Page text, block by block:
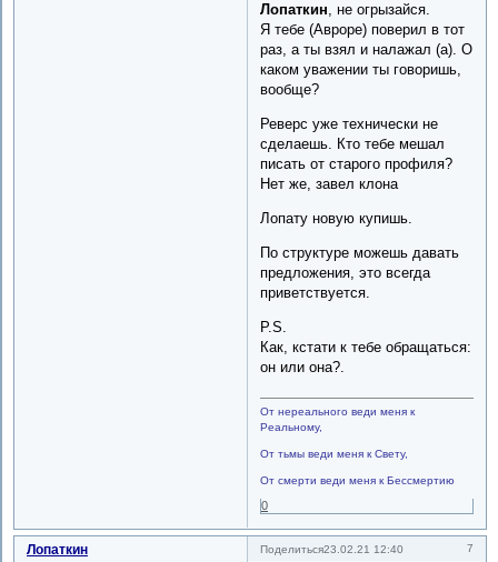
Лопаткин, не огрызайся.
Я тебе (Авроре) поверил в тот
раз, а ты взял и налажал (а). О
каком уважении ты говоришь,
вообще?
Реверс уже технически не
сделаешь. Кто тебе мешал
писать от старого профиля?
Нет же, завел клона
Лопату новую купишь.
По структуре можешь давать
предложения, это всегда
приветствуется.
P.S.
Как, кстати к тебе обращаться:
он или она?.
От нереального веди меня к
Реальному,
От тьмы веди меня к Свету,
От смерти веди меня к Бессмертию
0
Поделиться 7
23.02.21 12:40
Лопаткин